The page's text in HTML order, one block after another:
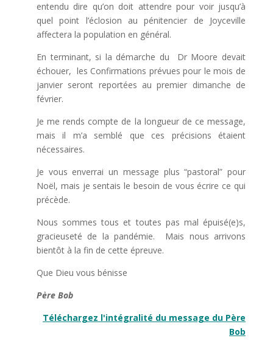
entendu dire qu’on doit attendre pour voir jusqu’à
quel point l’éclosion au pénitencier de Joyceville
affectera la population en général.
En terminant, si la démarche du Dr Moore devait
échouer, les Confirmations prévues pour le mois de
janvier seront reportées au premier dimanche de
février.
Je me rends compte de la longueur de ce message,
mais il m’a semblé que ces précisions étaient
nécessaires.
Je vous enverrai un message plus “pastoral” pour
Noël, mais je sentais le besoin de vous écrire ce qui
précède.
Nous sommes tous et toutes pas mal épuisé(e)s,
gracieuseté de la pandémie. Mais nous arrivons
bientôt à la fin de cette épreuve.
Que Dieu vous bénisse
Père Bob
Téléchargez l'intégralité du message du Père
Bob